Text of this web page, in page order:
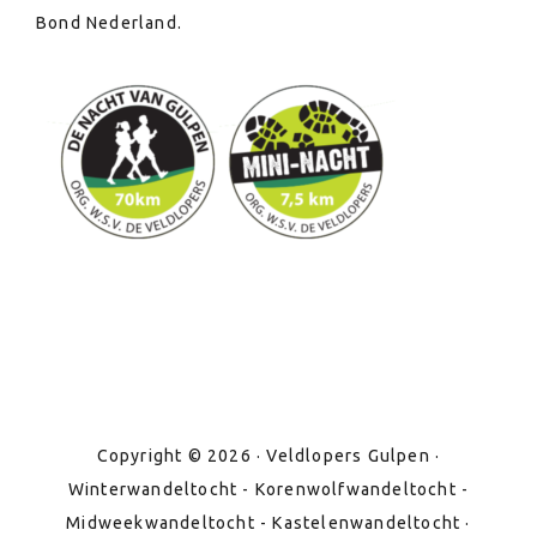
Bond Nederland.
Copyright © 2026 · Veldlopers Gulpen ·
Winterwandeltocht - Korenwolfwandeltocht -
Midweekwandeltocht - Kastelenwandeltocht ·